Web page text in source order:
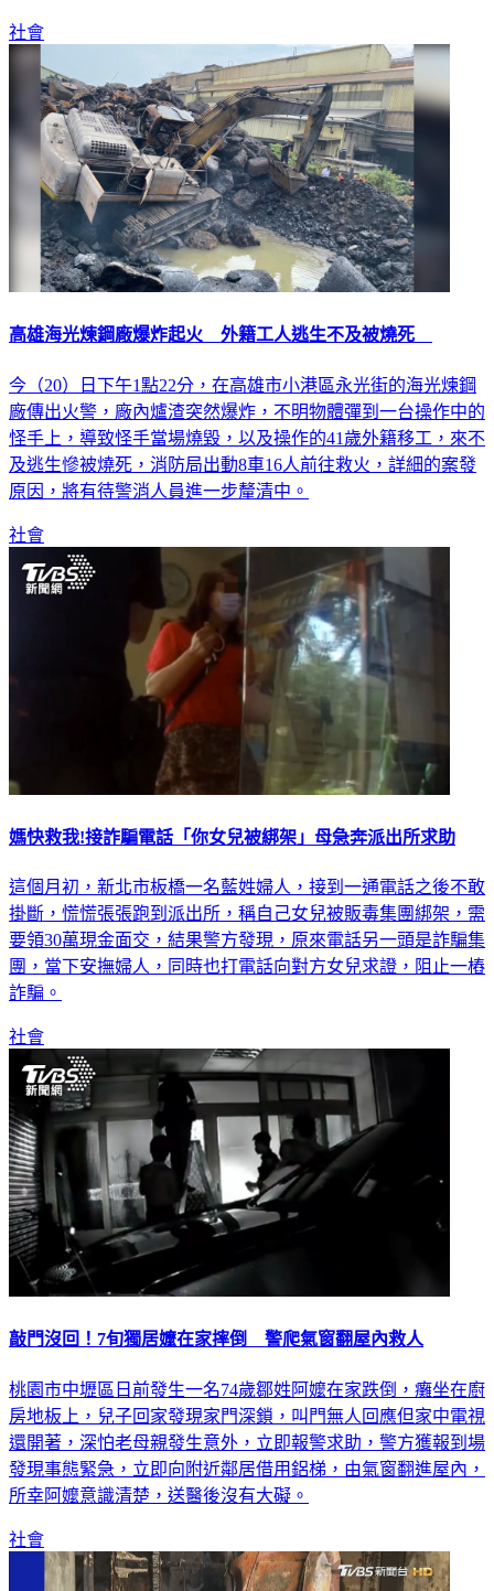
社會
高雄海光煉鋼廠爆炸起火 外籍工人逃生不及被燒死
今（20）日下午1點22分，在高雄市小港區永光街的海光煉鋼
廠傳出火警，廠內爐渣突然爆炸，不明物體彈到一台操作中的
怪手上，導致怪手當場燒毀，以及操作的41歲外籍移工，來不
及逃生慘被燒死，消防局出動8車16人前往救火，詳細的案發
原因，將有待警消人員進一步釐清中。
社會
媽快救我!接詐騙電話「你女兒被綁架」母急奔派出所求助
這個月初，新北市板橋一名藍姓婦人，接到一通電話之後不敢
掛斷，慌慌張張跑到派出所，稱自己女兒被販毒集團綁架，需
要領30萬現金面交，結果警方發現，原來電話另一頭是詐騙集
團，當下安撫婦人，同時也打電話向對方女兒求證，阻止一樁
詐騙。
社會
敲門沒回！7旬獨居嬤在家摔倒 警爬氣窗翻屋內救人
桃園市中壢區日前發生一名74歲鄒姓阿嬤在家跌倒，癱坐在廚
房地板上，兒子回家發現家門深鎖，叫門無人回應但家中電視
還開著，深怕老母親發生意外，立即報警求助，警方獲報到場
發現事態緊急，立即向附近鄰居借用鋁梯，由氣窗翻進屋內，
所幸阿嬤意識清楚，送醫後沒有大礙。
社會